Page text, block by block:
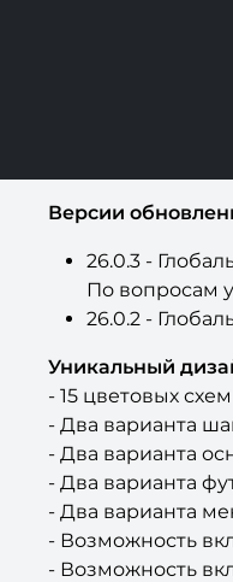
Версии
26.0.3 -
По вопросам
26.0.2 -
Уникальный
- 15 цветовых
- Два варианта
- Два варианта
- Два варианта
- Два варианта
- Возможность
- Возможность